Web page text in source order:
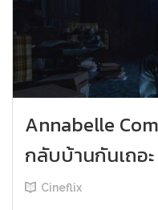
Annabelle
กลับบ้านกันเถอะ
Cineflix